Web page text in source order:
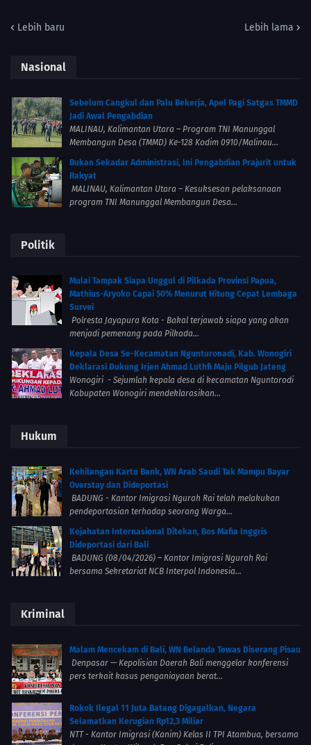
Lebih baru Lebih lama
Nasional
Sebelum Cangkul dan Palu Bekerja, Apel Pagi Satgas TMMD
Jadi Awal Pengabdian
MALINAU, Kalimantan Utara – Program TNI Manunggal
Membangun Desa (TMMD) Ke-128 Kodim 0910/Malinau...
Bukan Sekadar Administrasi, Ini Pengabdian Prajurit untuk
Rakyat
MALINAU, Kalimantan Utara – Kesuksesan pelaksanaan
program TNI Manunggal Membangun Desa...
Politik
Mulai Tampak Siapa Unggul di Pilkada Provinsi Papua,
Mathius-Aryoko Capai 50% Menurut Hitung Cepat Lembaga
Survei
Polresta Jayapura Kota - Bakal terjawab siapa yang akan
menjadi pemenang pada Pilkada...
Kepala Desa Se-Kecamatan Ngunturonadi, Kab. Wonogiri
Deklarasi Dukung Irjen Ahmad Luthfi Maju Pilgub Jateng
Wonogiri - Sejumlah kepala desa di kecamatan Nguntorodi
Kabupaten Wonogiri mendeklarasikan...
Hukum
Kehilangan Kartu Bank, WN Arab Saudi Tak Mampu Bayar
Overstay dan Dideportasi
BADUNG - Kantor Imigrasi Ngurah Rai telah melakukan
pendeportasian terhadap seorang Warga...
Kejahatan Internasional Ditekan, Bos Mafia Inggris
Dideportasi dari Bali
BADUNG (08/04/2026) – Kantor Imigrasi Ngurah Rai
bersama Sekretariat NCB Interpol Indonesia...
Kriminal
Malam Mencekam di Bali, WN Belanda Tewas Diserang Pisau
Denpasar — Kepolisian Daerah Bali menggelar konferensi
pers terkait kasus penganiayaan berat...
Rokok Ilegal 11 Juta Batang Digagalkan, Negara
Selamatkan Kerugian Rp12,3 Miliar
NTT - Kantor Imigrasi (Kanim) Kelas II TPI Atambua, bersama